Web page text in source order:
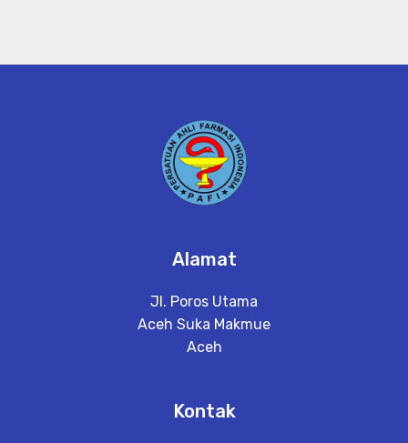
Alamat
Jl. Poros Utama
Aceh Suka Makmue
Aceh
Kontak